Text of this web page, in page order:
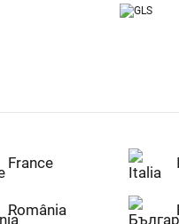
France
România